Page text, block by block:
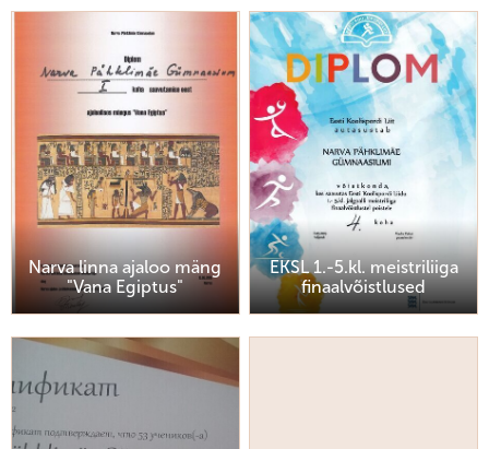
Narva linna ajaloo mäng
"Vana Egiptus"
EKSL 1.-5.kl. meistriliiga
finaalvõistlused